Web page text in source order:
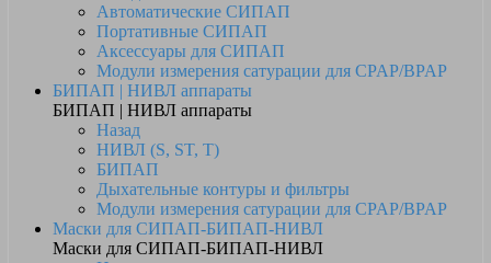
Автоматические СИПАП
Портативные СИПАП
Аксессуары для СИПАП
Модули измерения сатурации для CPAP/BPAP
БИПАП | НИВЛ аппараты
БИПАП | НИВЛ аппараты
Назад
НИВЛ (S, ST, T)
БИПАП
Дыхательные контуры и фильтры
Модули измерения сатурации для CPAP/BPAP
Маски для СИПАП-БИПАП-НИВЛ
Маски для СИПАП-БИПАП-НИВЛ